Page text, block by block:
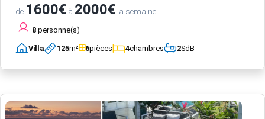
de 1600€ à 2000€ la semaine
8 personne(s)
Villa 125m² 6pièces 4chambres 2SdB